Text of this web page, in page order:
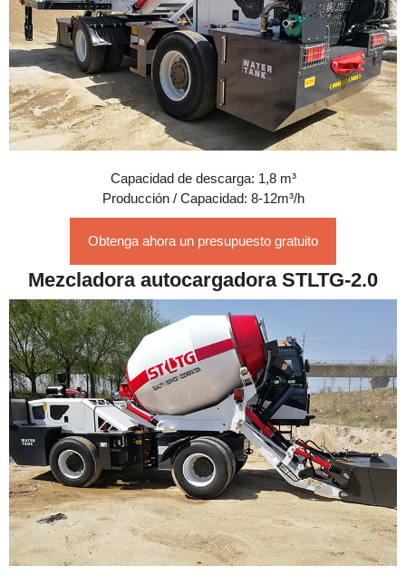
Capacidad de descarga: 1,8 m³
Producción / Capacidad: 8-12m³/h
Obtenga ahora un presupuesto gratuito
Mezcladora autocargadora STLTG-2.0